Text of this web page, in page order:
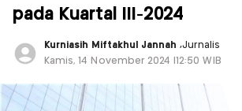
pada Kuartal III-2024
Kurniasih Miftakhul Jannah,Jurnalis
Kamis, 14 November 2024 |12:50 WIB